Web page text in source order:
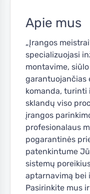
Apie mus
„Įrangos
specializuojasi
montavime,
garantuojančias
komanda, turinti
sklandų viso
įrangos
profesionalaus
pogarantinės
patenkintume
sistemų
aptarnavimą bei
Pasirinkite mus